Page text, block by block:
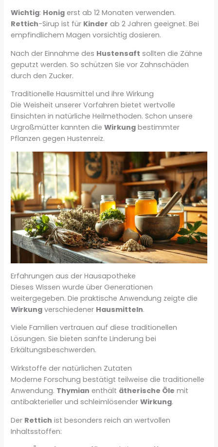
Wichtig: Honig erst ab 12 Monaten verwenden.
Rettich-Sirup ist für Kinder ab 2 Jahren geeignet. Bei
empfindlichem Magen vorsichtig dosieren.
Nach der Einnahme des Hustensaft sollten die Zähne
geputzt werden. So schützen Sie vor Zahnschäden
durch den Zucker.
Traditionelle Hausmittel und ihre Wirkung
Die Weisheit unserer Vorfahren bietet wertvolle
Einsichten in natürliche Heilmethoden. Schon unsere
Urgroßmütter kannten dieWirkung bestimmter
Pflanzen gegen Hustenreiz.
Erfahrungen aus der Hausapotheke
Dieses Wissen wurde über Generationen
weitergegeben. Die praktische Anwendung zeigte die
Wirkung verschiedener Hausmitteln.
Viele Familien vertrauen auf diese traditionellen
Lösungen. Sie bieten sanfte Linderung bei
Erkältungsbeschwerden.
Wirkstoffe der natürlichen Zutaten
Moderne Forschung bestätigt teilweise die traditionelle
Anwendung. Thymian enthält ätherische Öle mit
antibakterieller und schleimlösenderWirkung.
Der Rettich ist besonders reich an wertvollen
Inhaltsstoffen: